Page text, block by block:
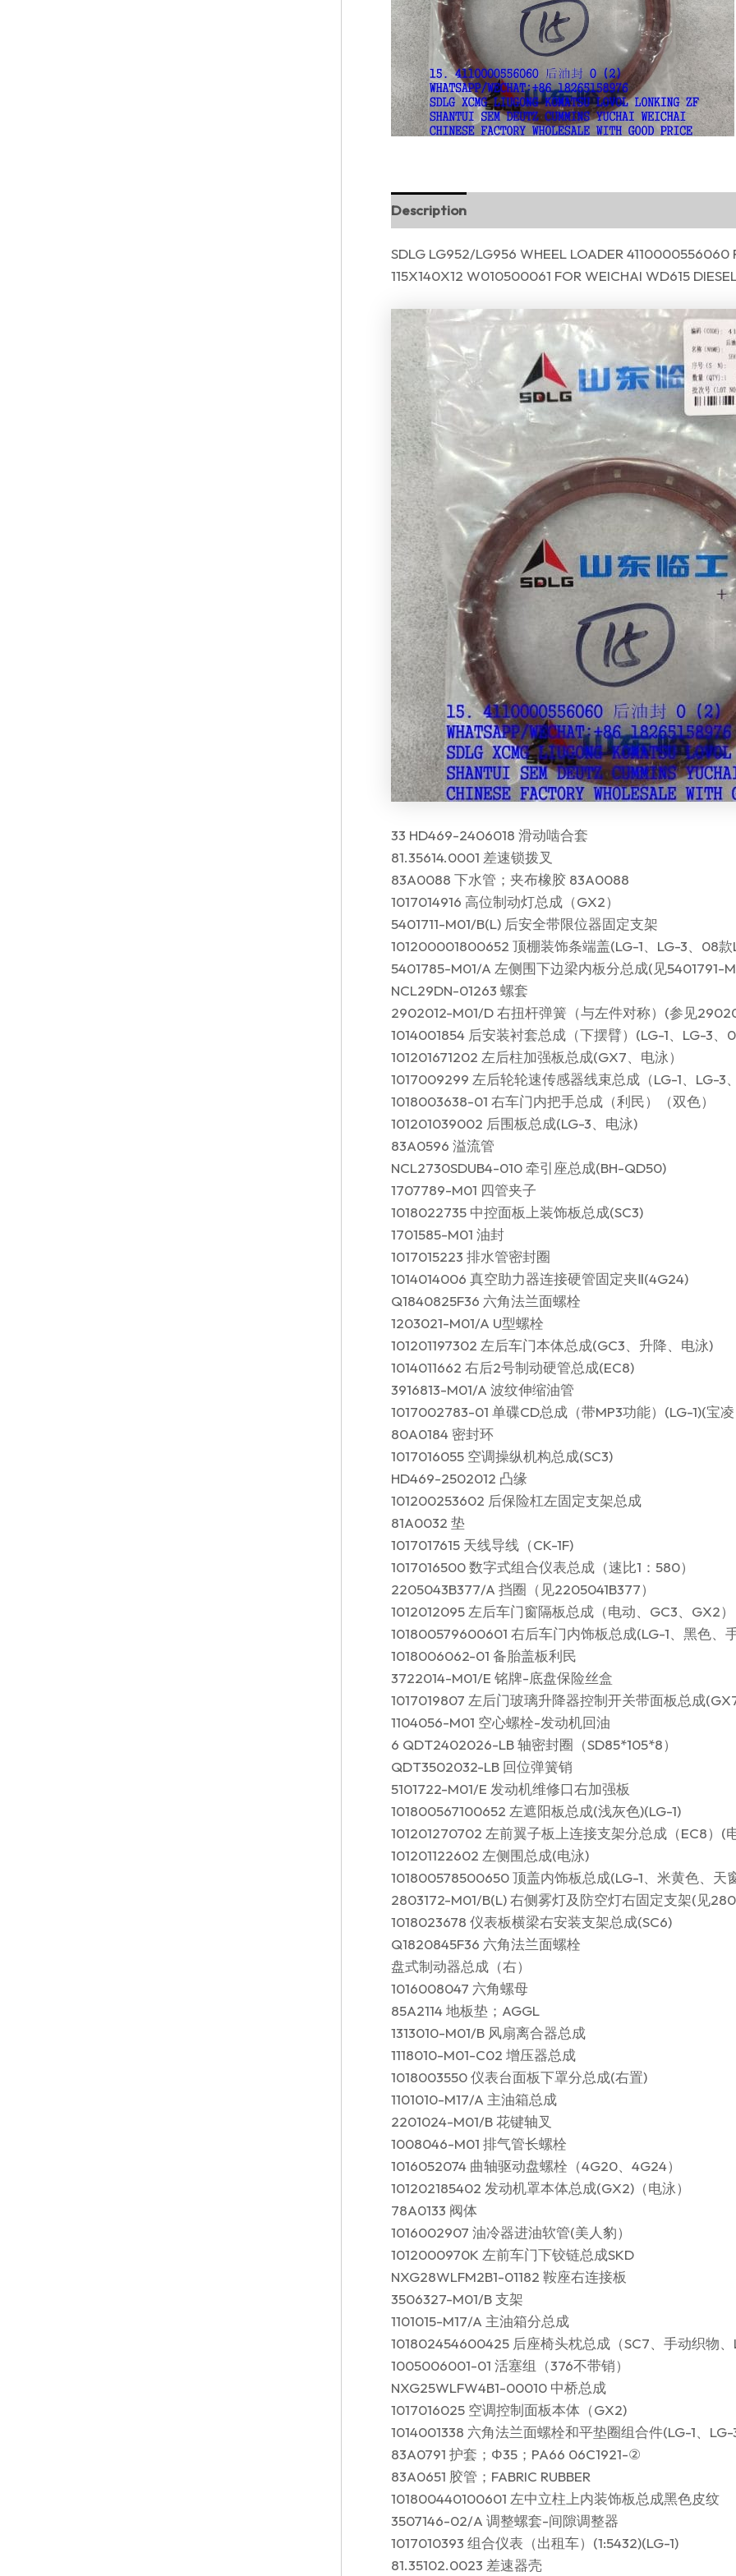
Description
SDLG LG952/LG956 WHEEL LOADER
115X140X12 W010500061 FOR WEICHAI WD615
33 HD469-2406018 滑动啮合套
81.35614.0001 差速锁拨叉
83A0088 下水管；夹布橡胶 83A0088
1017014916 高位制动灯总成（GX2）
5401711-M01/B(L) 后安全带限位器固定支架
101200001800652 顶棚装饰条端盖(LG-1、LG-3、08款
5401785-M01/A 左侧围下边梁内板分总成(见5401791-
NCL29DN-01263 螺套
2902012-M01/D 右扭杆弹簧（与左件对称）(参见
1014001854 后安装衬套总成（下摆臂）(LG-1、LG-3、
101201671202 左后柱加强板总成(GX7、电泳）
1017009299 左后轮轮速传感器线束总成（LG-1、LG-3
1018003638-01 右车门内把手总成（利民）（双色）
101201039002 后围板总成(LG-3、电泳)
83A0596 溢流管
NCL2730SDUB4-010 牵引座总成(BH-QD50)
1707789-M01 四管夹子
1018022735 中控面板上装饰板总成(SC3)
1701585-M01 油封
1017015223 排水管密封圈
1014014006 真空助力器连接硬管固定夹Ⅱ(4G24)
Q1840825F36 六角法兰面螺栓
1203021-M01/A U型螺栓
101201197302 左后车门本体总成(GC3、升降、电泳)
1014011662 右后2号制动硬管总成(EC8)
3916813-M01/A 波纹伸缩油管
1017002783-01 单碟CD总成（带MP3功能）(LG-1)(宝
80A0184 密封环
1017016055 空调操纵机构总成(SC3)
HD469-2502012 凸缘
101200253602 后保险杠左固定支架总成
81A0032 垫
1017017615 天线导线（CK-1F)
1017016500 数字式组合仪表总成（速比1：580）
2205043B377/A 挡圈（见2205041B377）
1012012095 左后车门窗隔板总成（电动、GC3、GX2）
101800579600601 右后车门内饰板总成(LG-1、黑色、
1018006062-01 备胎盖板利民
3722014-M01/E 铭牌-底盘保险丝盒
1017019807 左后门玻璃升降器控制开关带面板总成
1104056-M01 空心螺栓-发动机回油
6 QDT2402026-LB 轴密封圈（SD85*105*8）
QDT3502032-LB 回位弹簧销
5101722-M01/E 发动机维修口右加强板
101800567100652 左遮阳板总成(浅灰色)(LG-1)
101201270702 左前翼子板上连接支架分总成（EC8）(
101201122602 左侧围总成(电泳)
101800578500650 顶盖内饰板总成(LG-1、米黄色、天
2803172-M01/B(L) 右侧雾灯及防空灯右固定支架(见
1018023678 仪表板横梁右安装支架总成(SC6)
Q1820845F36 六角法兰面螺栓
盘式制动器总成（右）
1016008047 六角螺母
85A2114 地板垫；AGGL
1313010-M01/B 风扇离合器总成
1118010-M01-C02 增压器总成
1018003550 仪表台面板下罩分总成(右置)
1101010-M17/A 主油箱总成
2201024-M01/B 花键轴叉
1008046-M01 排气管长螺栓
1016052074 曲轴驱动盘螺栓（4G20、4G24）
101202185402 发动机罩本体总成(GX2)（电泳）
78A0133 阀体
1016002907 油冷器进油软管(美人豹）
1012000970K 左前车门下铰链总成SKD
NXG28WLFM2B1-01182 鞍座右连接板
3506327-M01/B 支架
1101015-M17/A 主油箱分总成
101802454600425 后座椅头枕总成（SC7、手动织物
1005006001-01 活塞组（376不带销）
NXG25WLFW4B1-00010 中桥总成
1017016025 空调控制面板本体（GX2)
1014001338 六角法兰面螺栓和平垫圈组合件(LG-1、
83A0791 护套；Φ35；PA66 06C1921-②
83A0651 胶管；FABRIC RUBBER
101800440100601 左中立柱上内装饰板总成黑色皮纹
3507146-02/A 调整螺套-间隙调整器
1017010393 组合仪表（出租车）(1:5432)(LG-1)
81.35102.0023 差速器壳